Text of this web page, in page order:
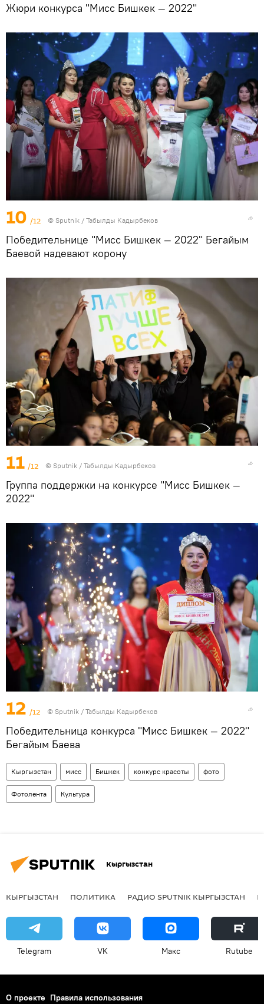
Жюри конкурса "Мисс Бишкек — 2022"
10 /12 © Sputnik / Табылды Кадырбеков
Победительнице "Мисс Бишкек — 2022" Бегайым
Баевой надевают корону
11 /12 © Sputnik / Табылды Кадырбеков
Группа поддержки на конкурсе "Мисс Бишкек —
2022"
12 /12 © Sputnik / Табылды Кадырбеков
Победительница конкурса "Мисс Бишкек — 2022"
Бегайым Баева
Кыргызстан мисс Бишкек конкурс красоты фото
Фотолента Культура
Кыргызстан
КЫРГЫЗСТАН ПОЛИТИКА РАДИО SPUTNIK КЫРГЫЗСТАН
Telegram VK Макс Rutube
О проекте Правила использования